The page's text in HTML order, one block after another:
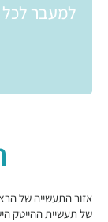
למעבר לכל
אזור התעשייה של
של תעשיית ההייטק